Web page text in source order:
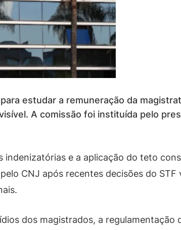
estudar a remuneração da
A comissão foi instituída pelo
indenizatórias e a aplicação do teto
CNJ após recentes decisões do STF
dos magistrados, a regulamentação